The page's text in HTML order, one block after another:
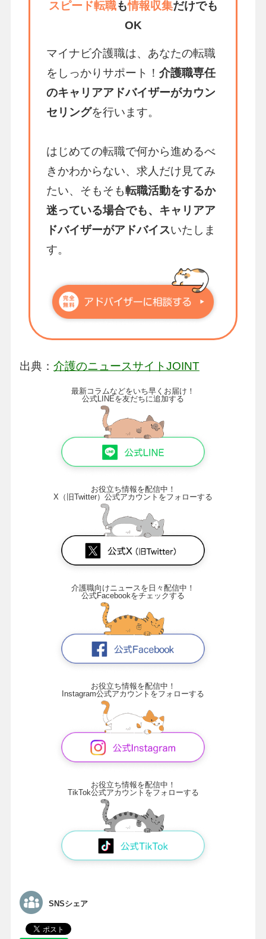
スピード転職も情報収集だけでも
OK
マイナビ介護職は、あなたの転職
をしっかりサポート！ 介護職専任
のキャリアアドバイザーがカウン
セリングを行います。
はじめての転職で何から進めるべ
きかわからない、求人だけ見てみ
たい、そもそも転職活動をするか
迷っている場合でも、キャリアア
ドバイザーがアドバイスいたしま
す。
出典： 介護のニュースサイトJOINT
最新コラムなどをいち早くお届け！
公式LINEを友だちに追加する
お役立ち情報を配信中！
X（旧Twitter）公式アカウントをフォローする
介護職向けニュースを日々配信中！
公式Facebookをチェックする
お役立ち情報を配信中！
Instagram公式アカウントをフォローする
お役立ち情報を配信中！
TikTok公式アカウントをフォローする
SNSシェア